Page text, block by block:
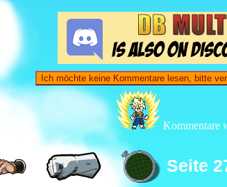
Ich möchte keine Kommentare lesen, bitte
Kommentare
Seite